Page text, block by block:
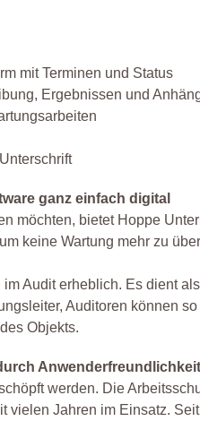
mit Terminen und Status
Ergebnissen und
ganz einfach digital
möchten, bietet Hoppe
keine Wartung mehr zu
Audit erheblich. Es dient
Auditoren können
Objekts.
werden. Die
Jahren im Einsatz.